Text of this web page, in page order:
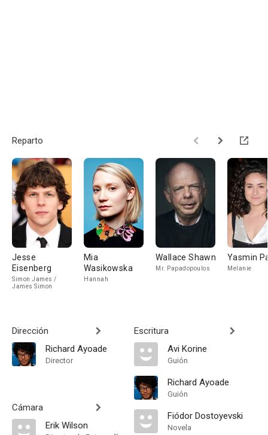
Reparto
Jesse
Eisenberg
Simon James /
James Simon
Mia
Wasikowska
Hannah
Wallace Shawn
Mr. Papadopoulos
Yasmin
Melanie
Dirección
Richard Ayoade
Director
Cámara
Erik Wilson
Escritura
Avi Korine
Guión
Richard Ayoade
Guión
Fiódor Dostoyevski
Novela